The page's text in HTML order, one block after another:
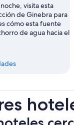
visita esta
de Ginebra para
cómo esta fuente
de agua hacia el